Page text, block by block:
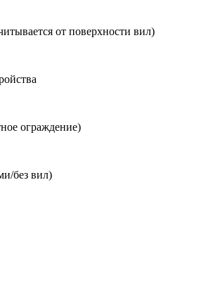
от поверхности вил)
ограждение)
без вил)